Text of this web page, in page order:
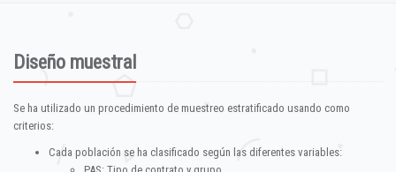
Diseño muestral
Se ha utilizado un procedimiento de muestreo estratificado usando como
criterios:
Cada población se ha clasificado según las diferentes variables: